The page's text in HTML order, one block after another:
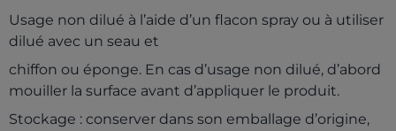
Usage non dilué à l’aide d’un flacon spray ou à utiliser
dilué avec un seau et
chiffon ou éponge. En cas d’usage non dilué, d’abord
mouiller la surface avant d’appliquer le produit.
Stockage : conserver dans son emballage d’origine,